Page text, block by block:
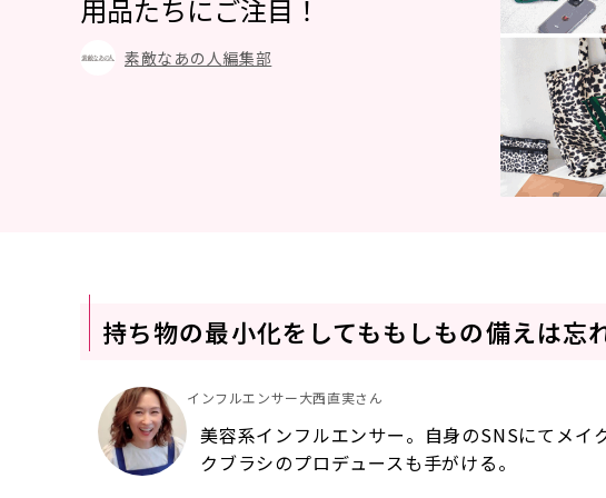
用品たちにご注目！
素敵なあの人編集部
持ち物の最小化をしてももしもの備えは忘
インフルエンサー大西直実さん
美容系インフルエンサー。自身のSNSにてメイ
クブラシのプロデュースも手がける。